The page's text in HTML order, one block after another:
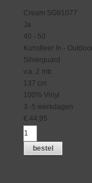
Cream SG91077
Ja
40 - 50
Kunstleer In -
Silverguard
v.a. 2 mtr.
137 cm
100% Vinyl
3 -5 werkdagen
€ 44,95
bestel